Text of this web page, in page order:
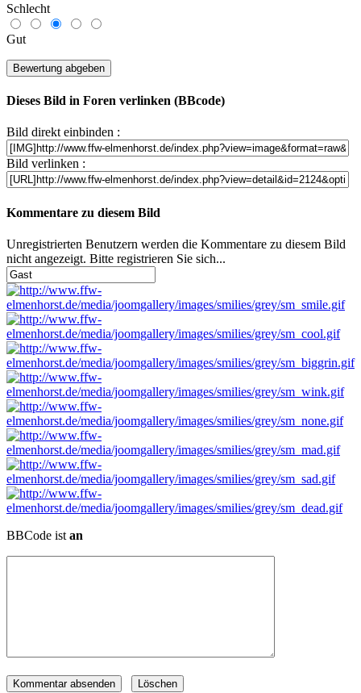
Schlecht
Gut
Dieses Bild in Foren verlinken (BBcode)
Bild direkt einbinden :
Bild verlinken :
Kommentare zu diesem Bild
Unregistrierten Benutzern werden die Kommentare zu diesem Bild
nicht angezeigt. Bitte registrieren Sie sich...
BBCode ist an